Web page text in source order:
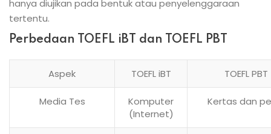
hanya diujikan pada bentuk atau penyelenggaraan
tertentu.
Perbedaan TOEFL iBT dan TOEFL PBT
Aspek TOEFL iBT TOEFL PBT
Media Tes
Komputer
(Internet)
Kertas dan